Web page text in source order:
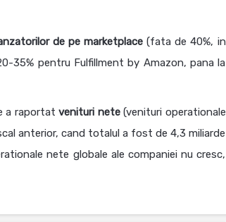
de pe marketplace (fata de 40%, in
35% pentru Fulfillment by Amazon, pana la
a raportatvenituri nete(venituri operationale
anterior, cand totalul a fost de 4,3 miliarde
nete globale ale companiei nu cresc,